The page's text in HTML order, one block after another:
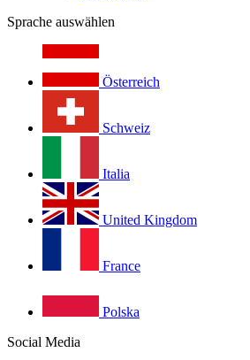
Sprache auswählen
Österreich
Schweiz
Italia
United Kingdom
France
Polska
Social Media